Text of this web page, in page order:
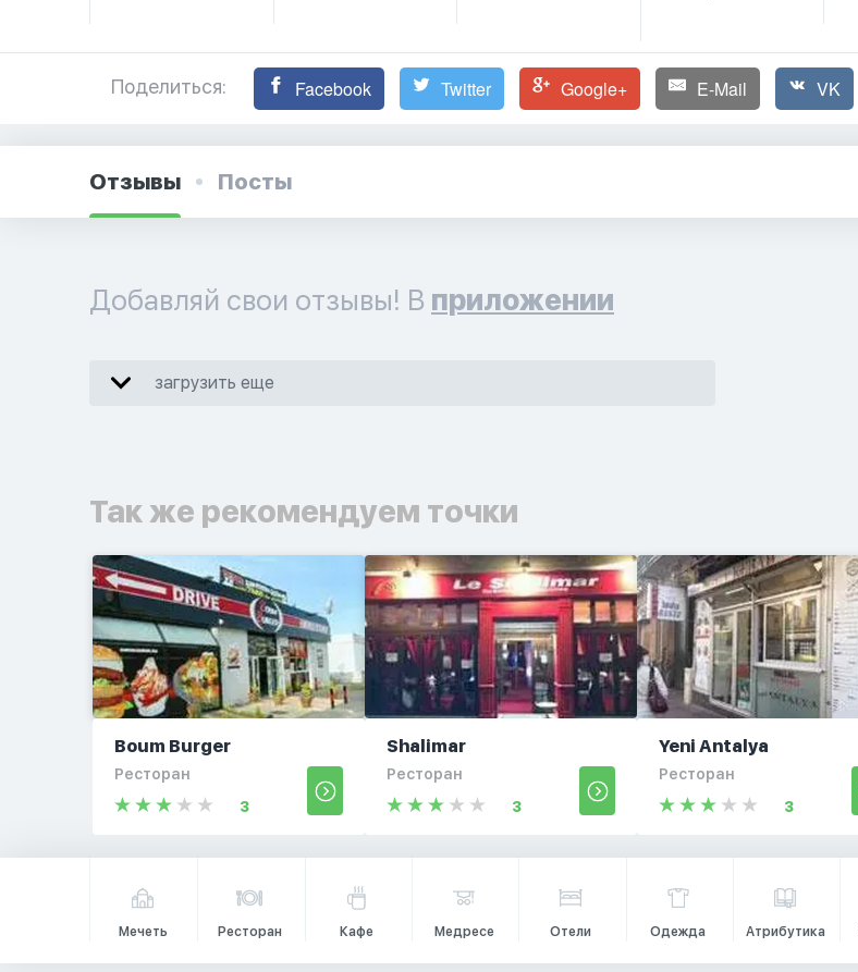
Поделиться: Facebook Twitter Google+ E-Mail VK
Отзывы Посты
Добавляй свои отзывы! В приложении
загрузить еще
Так же рекомендуем точки
Boum Burger
Ресторан
3
Shalimar
Ресторан
3
Yeni Antalya
Ресторан
3
Мечеть Ресторан Кафе Медресе Отели Одежда Атрибутика